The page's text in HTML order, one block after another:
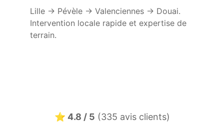
Lille → Pévèle → Valenciennes → Douai.
Intervention locale rapide et expertise de
terrain.
⭐ 4.8 / 5 (335 avis clients)